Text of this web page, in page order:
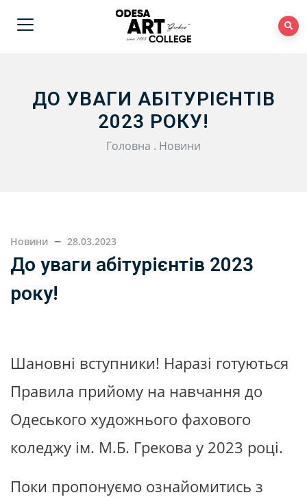
ДО УВАГИ АБІТУРІЄНТІВ
2023 РОКУ!
Головна . Новини
Новини 28.03.2023
До уваги абітурієнтів 2023
року!
Шановні вступники! Наразі готуються
Правила прийому на навчання до
Одеського художнього фахового
коледжу ім. М.Б. Грекова у 2023 році.
Поки пропонуємо ознайомитись з